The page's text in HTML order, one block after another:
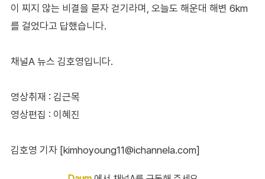
이 찌지 않는 비결을 묻자 걷기라며, 오늘도 해운대 해변 6km
를 걸었다고 답했습니다.
채널A 뉴스 김호영입니다.
영상취재 : 김근목
영상편집 : 이혜진
김호영 기자 [kimhoyoung11@ichannela.com]